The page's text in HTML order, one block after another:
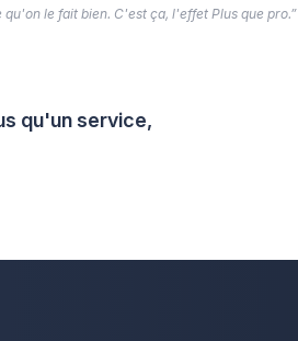
qu'un service,
le fait bien. C'est ça, l'effet Plus que pro.”